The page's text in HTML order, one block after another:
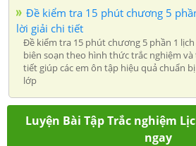
Đề kiểm tra 15 phút chương 5
lời giải chi tiết
Đề kiểm tra 15 phút chương 5 phần 1
biên soạn theo hình thức trắc nghiệm và
tiết giúp các em ôn tập hiệu quả chuẩn
lớp
Luyện Bài Tập Trắc nghiệm
ngay